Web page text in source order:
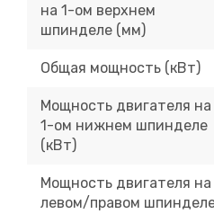
на 1-ом верхнем
шпинделе (мм)
Общая мощность (кВт)
Мощность двигателя на
1-ом нижнем шпинделе
(кВт)
Мощность двигателя на
левом/правом